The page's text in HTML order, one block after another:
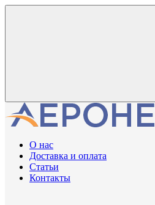
О нас
Доставка и оплата
Статьи
Контакты